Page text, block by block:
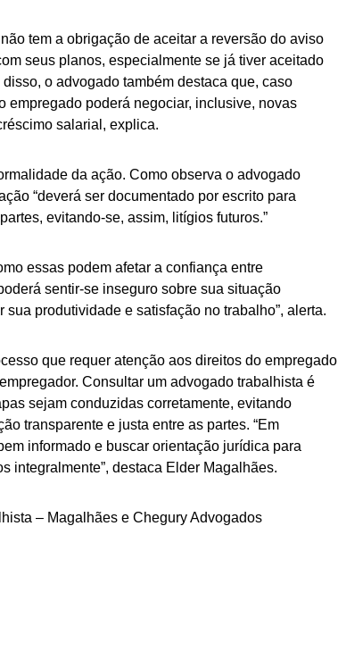
tem a obrigação de aceitar a reversão do aviso
seus planos, especialmente se já tiver aceitado
o advogado também destaca que, caso
empregado poderá negociar, inclusive, novas
salarial, explica.
da ação. Como observa o advogado
“deverá ser documentado por escrito para
evitando-se, assim, litígios futuros.”
essas podem afetar a confiança entre
sentir-se inseguro sobre sua situação
produtividade e satisfação no trabalho”, alerta.
que requer atenção aos direitos do empregado
Consultar um advogado trabalhista é
sejam conduzidas corretamente, evitando
transparente e justa entre as partes. “Em
informado e buscar orientação jurídica para
integralmente”, destaca Elder Magalhães.
– Magalhães e Chegury Advogados